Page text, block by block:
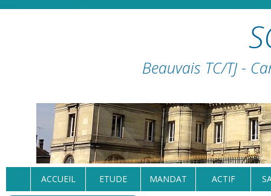
Beauvais TC/TJ -
ACCUEIL ETUDE MANDAT ACTIF